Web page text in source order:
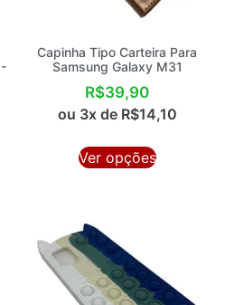
Capinha Tipo Carteira Para
Samsung Galaxy M31
R$39,90
ou 3x deR$14,10